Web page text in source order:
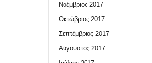
Νοέμβριος 2017
Οκτώβριος 2017
Σεπτέμβριος 2017
Αύγουστος 2017